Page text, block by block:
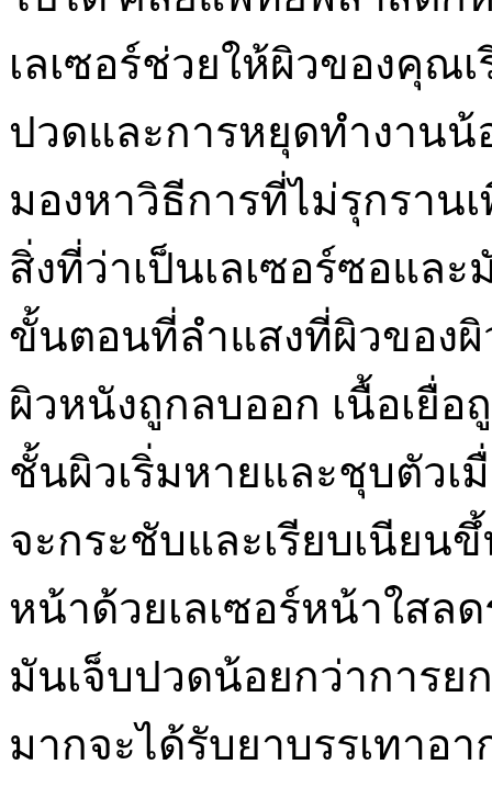
เลเซอร์ช่วยให้ผิวของคุณ
ปวดและการหยุดทำงาน
มองหาวิธีการที่ไม่รุกราน
สิ่งที่ว่าเป็นเลเซอร์ซอแล
ขั้นตอนที่ลำแสงที่ผิวของ
ผิวหนังถูกลบออก เนื้อเยื่อ
ชั้นผิวเริ่มหายและชุบตัวเ
จะกระชับและเรียบเนียน
หน้าด้วยเลเซอร์หน้าใสล
มันเจ็บปวดน้อยกว่าการย
มากจะได้รับยาบรรเทาอ